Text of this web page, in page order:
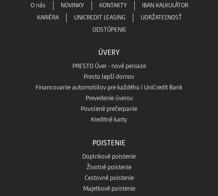
O nás NOVINKY KONTAKTY
IBAN KALKULÁTOR
KARIÉRA
UNICREDIT LEASING
UDRŽATEĽNOSŤ
ODSTÚPENIE
ÚVERY
PRESTO Úver - nové peniaze
Presto lepší domov
Financovanie automobilov pre každého | UniCredit Bank
Prevedenie úverov
Povolené prečerpanie
Kreditné karty
POISTENIE
Doplnkové poistenie
Životné poistenie
Cestovné poistenie
Majetkové poistenie